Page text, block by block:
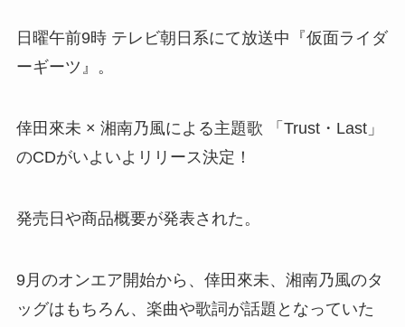
日曜午前9時 テレビ朝日系にて放送中『仮面ライダ
ーギーツ』。
倖田來未 × 湘南乃風による主題歌 「Trust・Last」
のCDがいよいよリリース決定！
発売日や商品概要が発表された。
9月のオンエア開始から、倖田來未、湘南乃風のタ
ッグはもちろん、楽曲や歌詞が話題となっていた